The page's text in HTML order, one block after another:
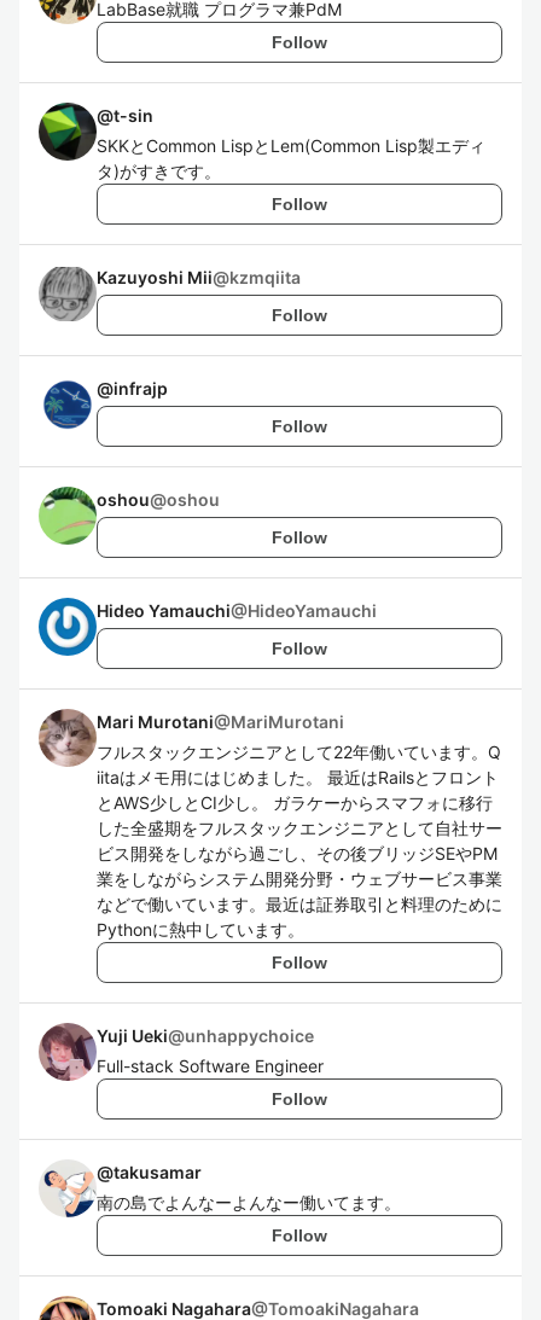
LabBase就職 プログラマ兼PdM
Follow
@t-sin
SKKとCommon LispとLem(Common Lisp製エディ
タ)がすきです。
Follow
Kazuyoshi Mii@kzmqiita
Follow
@infrajp
Follow
oshou@oshou
Follow
Hideo Yamauchi@HideoYamauchi
Follow
Mari Murotani@MariMurotani
フルスタックエンジニアとして22年働いています。Q
iitaはメモ用にはじめました。 最近はRailsとフロント
とAWS少しとCI少し。 ガラケーからスマフォに移行
した全盛期をフルスタックエンジニアとして自社サー
ビス開発をしながら過ごし、その後ブリッジSEやPM
業をしながらシステム開発分野・ウェブサービス事業
などで働いています。最近は証券取引と料理のために
Pythonに熱中しています。
Follow
Yuji Ueki@unhappychoice
Full-stack Software Engineer
Follow
@takusamar
南の島でよんなーよんなー働いてます。
Follow
Tomoaki Nagahara@TomoakiNagahara